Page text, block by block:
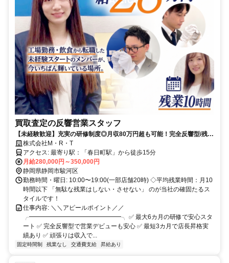
買取査定の反響営業スタッフ
【未経験歓迎】充実の研修制度◎月収80万円超も可能！完全反響型/残業
月10h以下/入社祝い金10万円
株式会社M・R・T
アクセス: 最寄り駅：「春日町駅」から徒歩15分
月給280,000円～350,000円
静岡県静岡市駿河区
勤務時間・曜日: 10:00〜19:00(一部店舗20時) ◇平均残業時間：月10
時間以下 「無駄な残業はしない・させない」 のが当社の確固たるス
タイルです！
仕事内容: ＼＼アピールポイント／／
╭━━━━━━━━━━━━━━━╮ ✅ 最大6カ月の研修で安心スタ
ート ✅ 完全反響型で営業デビューも安心 ✅ 最短3カ月で店長昇格実
績あり ✅ 頑張りは収入で...
固定時間制 残業なし 交通費支給 昇給あり